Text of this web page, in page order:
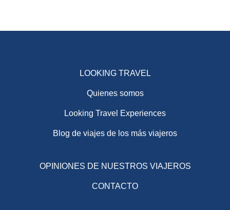
LOOKING TRAVEL
Quienes somos
Looking Travel Experiences
Blog de viajes de los más viajeros
OPINIONES DE NUESTROS VIAJEROS
CONTACTO